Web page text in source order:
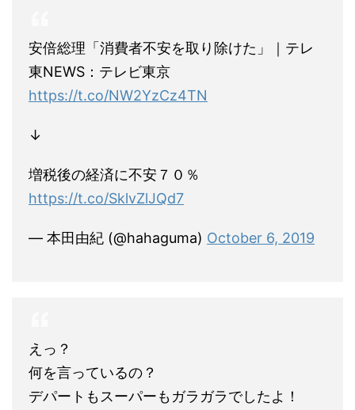
安倍総理「消費者不安を取り除けた」｜テレ
東NEWS：テレビ東京
https://t.co/NW2YzCz4TN
↓
増税後の経済に不安７０％
https://t.co/SklvZlJQd7
— 本田由紀 (@hahaguma) October 6, 2019
えっ？
何を言っているの？
デパートもスーパーもガラガラでしたよ！